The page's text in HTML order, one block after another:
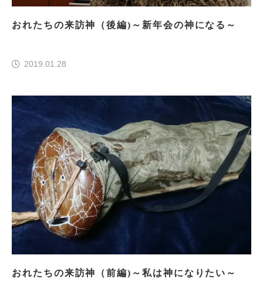
おれたちの来訪神（後編)～新年会の神になる～
2019.01.28
おれたちの来訪神（前編)～私は神になりたい～